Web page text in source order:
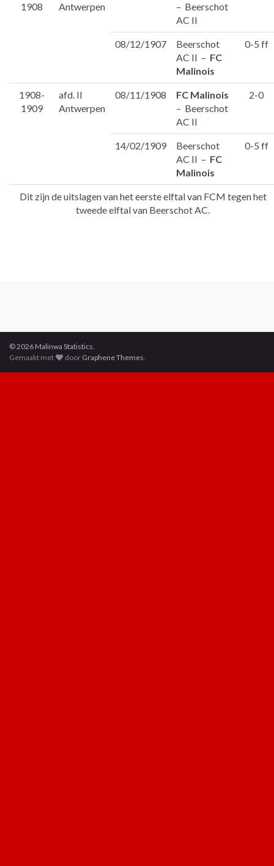
1908
Antwerpen
– Beerschot
AC II
08/12/1907
Beerschot
AC II – FC
Malinois
0-5 ff
1908-
1909
afd. II
Antwerpen
08/11/1908
FC Malinois
– Beerschot
AC II
2-0
14/02/1909
Beerschot
AC II – FC
Malinois
0-5 ff
Dit zijn de uitslagen van het eerste elftal van FCM tegen het
tweede elftal van Beerschot AC.
© 2026 Malinwa Statistics.
Gemaakt met
door Graphene Themes.